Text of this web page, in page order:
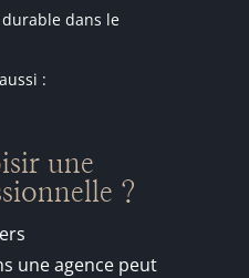
dans le
:
une
?
une agence peut